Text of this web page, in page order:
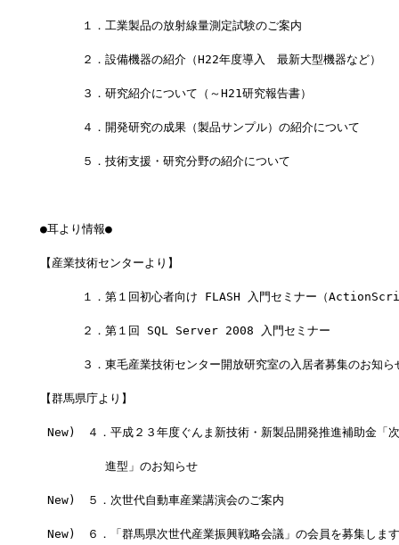
１．工業製品の放射線量測定試験のご案内
２．設備機器の紹介（H22年度導入　最新大型機器など）
３．研究紹介について（～H21研究報告書）
４．開発研究の成果（製品サンプル）の紹介について
５．技術支援・研究分野の紹介について
●耳より情報●
【産業技術センターより】
１．第１回初心者向け FLASH 入門セミナー（
２．第１回 SQL Server 2008 入門セミナー
３．東毛産業技術センター開放研究室の入居者募集のお知ら
【群馬県庁より】
New)　４．平成２３年度ぐんま新技術・新製品開発推進補助金「
進型」のお知らせ
New)　５．次世代自動車産業講演会のご案内　　　　　　　　
New)　６．「群馬県次世代産業振興戦略会議」の会員を募集します